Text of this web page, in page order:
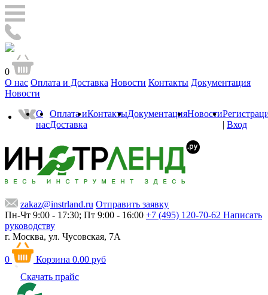
0
О нас Оплата и Доставка Новости Контакты Документация
Новости
О
нас
Оплата и
Доставка
КонтактыДокументацияНовости
| Вход
zakaz@instrland.ru Отправить заявку
Пн-Чт 9:00 - 17:30; Пт 9:00 - 16:00 +7 (495) 120-70-62 Написать
руководству
г. Москва, ул. Чусовская, 7А
0 Корзина 0.00 руб
Скачать прайс